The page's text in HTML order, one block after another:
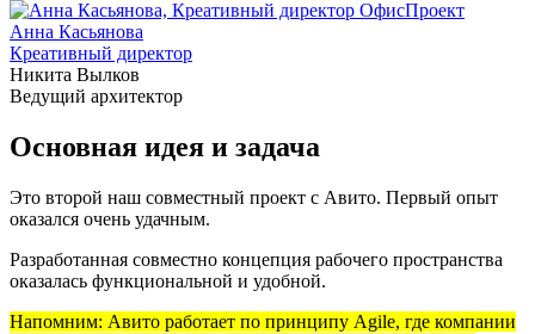
Анна Касьянова
Креативный директор
Никита Вылков
Ведущий архитектор
Основная идея и задача
Это второй наш совместный проект с Авито. Первый опыт
оказался очень удачным.
Разработанная совместно концепция рабочего пространства
оказалась функциональной и удобной.
Напомним: Авито работает по принципу Agile, где компании